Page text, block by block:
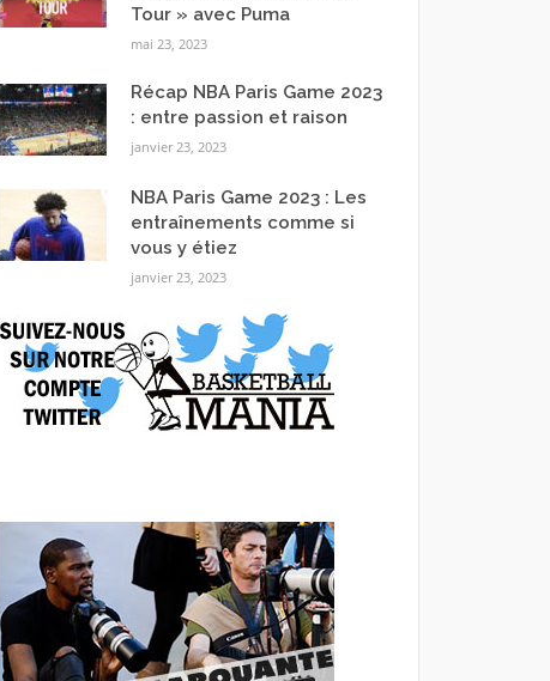
Tour » avec Puma
mai 23, 2023
Récap NBA Paris Game 2023
: entre passion et raison
janvier 23, 2023
NBA Paris Game 2023 : Les
entraînements comme si
vous y étiez
janvier 23, 2023